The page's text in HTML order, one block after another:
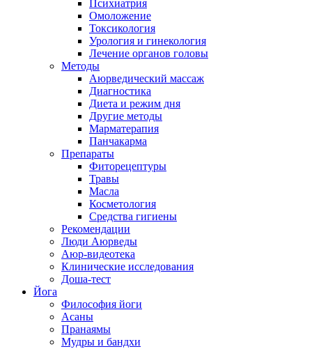
Психиатрия
Омоложение
Токсикология
Урология и гинекология
Лечение органов головы
Методы
Аюрведический массаж
Диагностика
Диета и режим дня
Другие методы
Марматерапия
Панчакарма
Препараты
Фиторецептуры
Травы
Масла
Косметология
Средства гигиены
Рекомендации
Люди Аюрведы
Аюр-видеотека
Клинические исследования
Доша-тест
Йога
Философия йоги
Асаны
Пранаямы
Мудры и бандхи